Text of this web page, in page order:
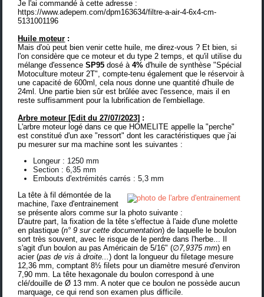
Je l'ai commandé à cette adresse :
https://www.adepem.com/dpm163634/filtre-a-air-4-6x4-cm-
5131001196
Huile moteur :
Mais d'où peut bien venir cette huile, me direz-vous ? Et bien, si
l'on considère que ce moteur et du type 2 temps, et qu'il utilise du
mélange d'essenceSP95 dosé à4% d'huile de synthèse "Spécial
Motoculture moteur 2T", compte-tenu également que le réservoir à
une capacité de 600ml, cela nous donne une quantité d'huile de
24ml. Une partie bien sûr est brûlée avec l'essence, mais il en
reste suffisamment pour la lubrification de l'embiellage.
Arbre moteur [Edit du 27/07/2023] :
L'arbre moteur logé dans ce que HOMELITE appelle la "perche"
est constitué d'un axe "ressort" dont les caractéristiques que j'ai
pu mesurer sur ma machine sont les suivantes :
Longeur : 1250 mm
Section : 6,35 mm
Embouts d'extrémités carrés : 5,3 mm
La tête à fil démontée de la
machine, l'axe d'entrainement
se présente alors comme sur la photo suivante :
D'autre part, la fixation de la tête s'effectue à l'aide d'une molette
en plastique (n° 9 sur cette documentation) de laquelle le boulon
sort très souvent, avec le risque de le perdre dans l'herbe... Il
s'agit d'unboulon au pas Américain de 5/16" (∅7,9375 mm) en
acier(pas de vis à droite...) dont la longueur du filetage mesure
12,36 mm, comptant 8½ filets pour un diamètre mesuré d'environ
7,90 mm. La tête hexagonale du boulon correspond à une
clé/douille de Ø 13 mm. A noter que ce boulon ne possède aucun
marquage, ce qui rend son examen plus difficile.